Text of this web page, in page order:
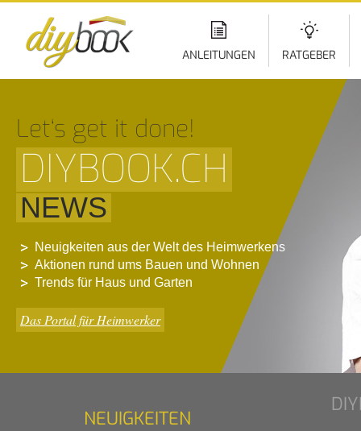
ANLEITUNGEN RATGEBER
Let‘s get it done!
DIYBOOK.CH
NEWS
Neuigkeiten aus der Welt des Heimwerkens
Aktionen rund ums Bauen und Wohnen
Trends für Haus und Garten
Das Portal für Heimwerker
NEUIGKEITEN